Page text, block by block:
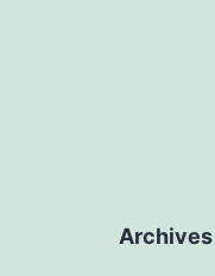
Archives